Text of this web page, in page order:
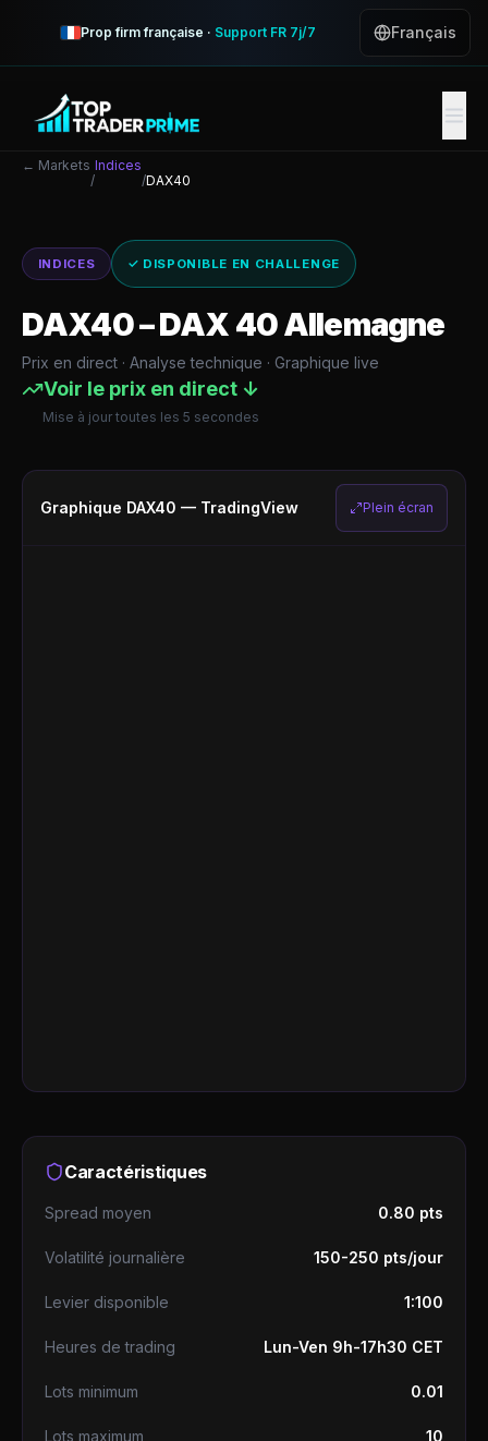
Prop firm française · Support FR 7j/7 Français
← Markets
/
Indices
/DAX40
INDICES ✓ DISPONIBLE EN CHALLENGE
DAX40–DAX 40 Allemagne
Prix en direct · Analyse technique · Graphique live
Voir le prix en direct ↓
Mise à jour toutes les 5 secondes
Graphique DAX40 — TradingView Plein écran
Caractéristiques
Spread moyen 0.80 pts
Volatilité journalière 150-250 pts/jour
Levier disponible 1:100
Heures de trading Lun-Ven 9h-17h30 CET
Lots minimum 0.01
Lots maximum 10